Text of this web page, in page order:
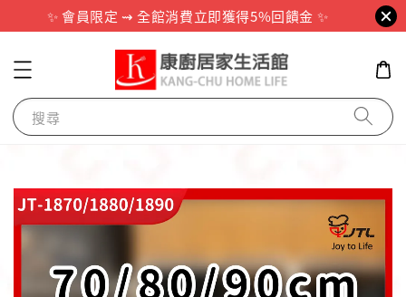
✨ 會員限定 ⇝ 全館消費立即獲得5%回饋金 ✨
搜尋